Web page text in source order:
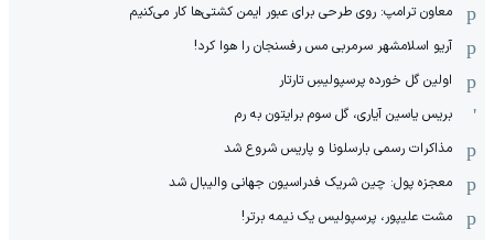
معاون ترامپ: روی طرحی برای عبور ایمن کشتی‌ها کار می‌کنیم
آریو اسلامشهر سرمربی مس رفسنجان را هوا کرد!
اولین گل خورده پرسپولیسِ تارتار
بریس یاسین آیاری، گل سوم برایتون به رم
مذاکرات رسمی بارسلونا و پاریس شروع شد
معجزه پول: چین شریک فدراسیون جهانی والیبال شد
مشت علیپور، پرسپولیس یک نیمه برتر!